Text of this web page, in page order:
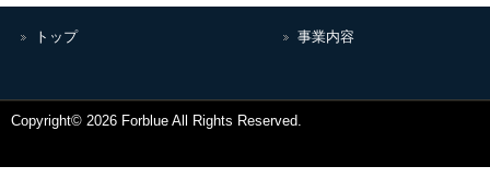
トップ 事業内容
Copyright© 2026 Forblue All Rights Reserved.